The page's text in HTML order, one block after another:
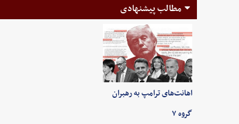
مطالب پیشنهادی
اهانت‌های ترامپ به رهبران
گروه ۷